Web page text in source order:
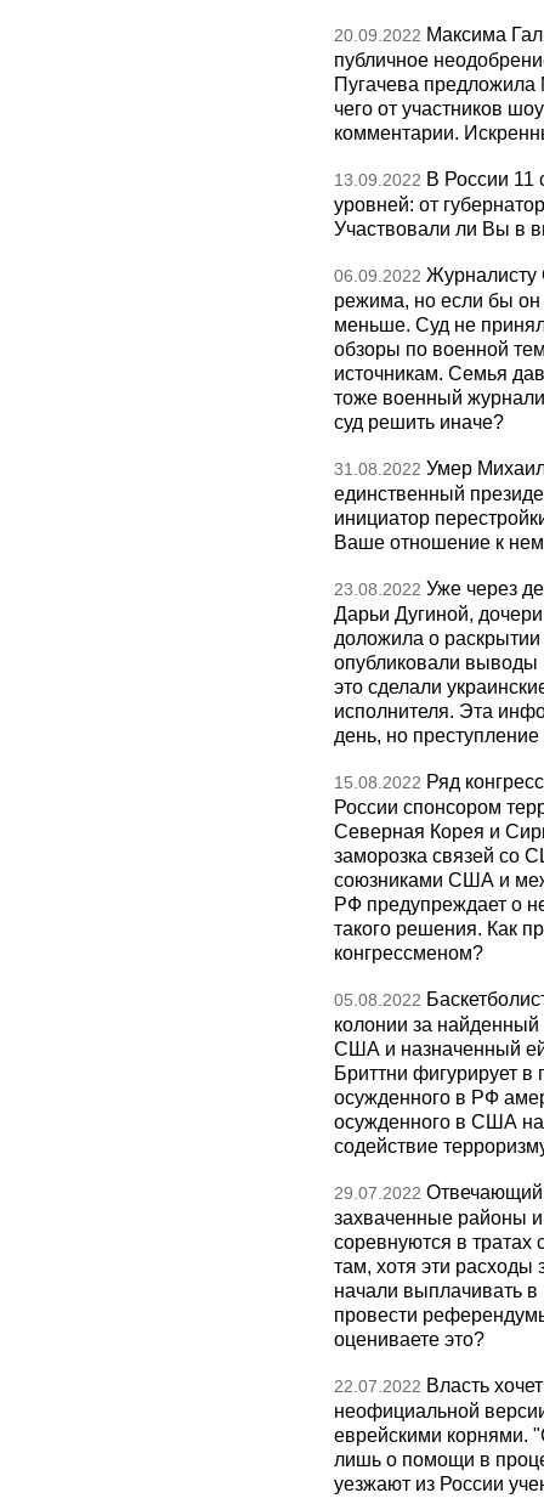
20.09.2022 Максима
публичное
Пугачева предложила
чего от участников
комментарии.
13.09.2022 В России 11
уровней: от
Участвовали ли Вы в
06.09.2022 Журналисту
режима, но если бы он
меньше. Суд не
обзоры по военной
источникам. Семья
тоже военный
суд решить иначе?
31.08.2022 Умер
единственный
инициатор
Ваше отношение к
23.08.2022 Уже через
Дарьи Дугиной,
доложила о
опубликовали
это сделали
исполнителя. Эта
день, но
15.08.2022 Ряд
России спонсором
Северная Корея и
заморозка связей со
союзниками США и
РФ предупреждает о
такого решения. Как
конгрессменом?
05.08.2022
колонии за
США и назначенный
Бриттни фигурирует в
осужденного в РФ
осужденного в США
содействие
29.07.2022 Отвечающий
захваченные районы
соревнуются в тратах
там, хотя эти
начали выплачивать
провести
оцениваете это?
22.07.2022 Власть
неофициальной
еврейскими корнями.
лишь о помощи в
уезжают из России